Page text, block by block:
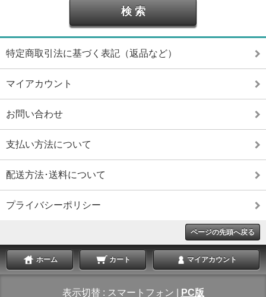
特定商取引法に基づく表記（返品など）
マイアカウント
お問い合わせ
支払い方法について
配送方法･送料について
プライバシーポリシー
ページの先頭へ戻る
ホーム カート マイアカウント
表示切替 : スマートフォン PC版